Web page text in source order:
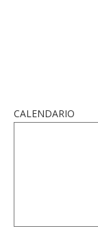
CALENDARIO